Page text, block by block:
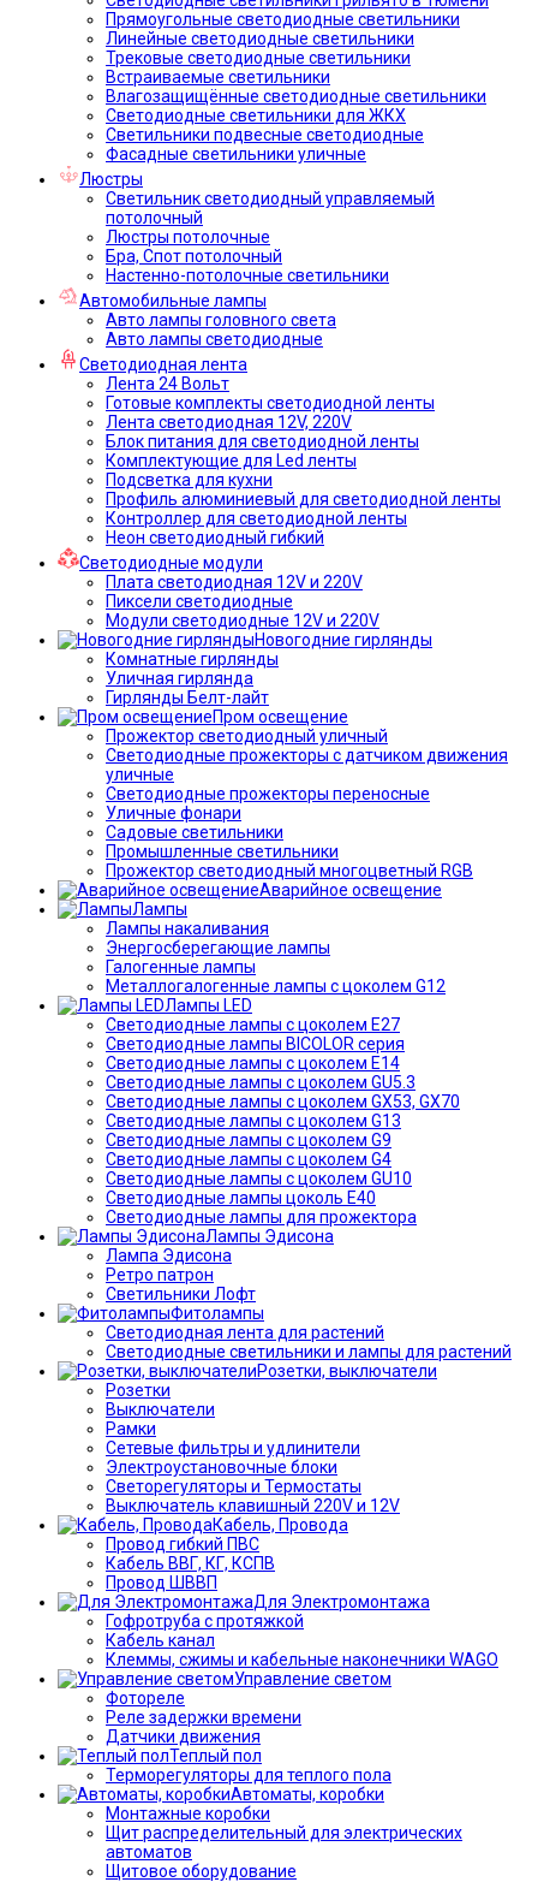
Прямоугольные светодиодные светильники
Линейные светодиодные светильники
Трековые светодиодные светильники
Встраиваемые светильники
Влагозащищённые светодиодные светильники
Светодиодные светильники для ЖКХ
Светильники подвесные светодиодные
Фасадные светильники уличные
Люстры
Светильник светодиодный управляемый
потолочный
Люстры потолочные
Бра, Спот потолочный
Настенно-потолочные светильники
Автомобильные лампы
Авто лампы головного света
Авто лампы светодиодные
Светодиодная лента
Лента 24 Вольт
Готовые комплекты светодиодной ленты
Лента светодиодная 12V, 220V
Блок питания для светодиодной ленты
Комплектующие для Led ленты
Подсветка для кухни
Профиль алюминиевый для светодиодной ленты
Контроллер для светодиодной ленты
Неон светодиодный гибкий
Светодиодные модули
Плата светодиодная 12V и 220V
Пиксели светодиодные
Модули светодиодные 12V и 220V
Новогодние гирлянды
Комнатные гирлянды
Уличная гирлянда
Гирлянды Белт-лайт
Пром освещение
Прожектор светодиодный уличный
Светодиодные прожекторы с датчиком движения
уличные
Светодиодные прожекторы переносные
Уличные фонари
Садовые светильники
Промышленные светильники
Прожектор светодиодный многоцветный RGB
Аварийное освещение
Лампы
Лампы накаливания
Энергосберегающие лампы
Галогенные лампы
Металлогалогенные лампы с цоколем G12
Лампы LED
Светодиодные лампы с цоколем E27
Светодиодные лампы BICOLOR серия
Светодиодные лампы с цоколем E14
Светодиодные лампы с цоколем GU5.3
Светодиодные лампы с цоколем GX53, GX70
Светодиодные лампы с цоколем G13
Светодиодные лампы с цоколем G9
Светодиодные лампы с цоколем G4
Светодиодные лампы с цоколем GU10
Светодиодные лампы цоколь Е40
Светодиодные лампы для прожектора
Лампы Эдисона
Лампа Эдисона
Ретро патрон
Светильники Лофт
Фитолампы
Светодиодная лента для растений
Светодиодные светильники и лампы для растений
Розетки, выключатели
Розетки
Выключатели
Рамки
Сетевые фильтры и удлинители
Электроустановочные блоки
Светорегуляторы и Термостаты
Выключатель клавишный 220V и 12V
Кабель, Провода
Провод гибкий ПВС
Кабель ВВГ, КГ, КСПВ
Провод ШВВП
Для Электромонтажа
Гофротруба с протяжкой
Кабель канал
Клеммы, сжимы и кабельные наконечники WAGO
Управление светом
Фотореле
Реле задержки времени
Датчики движения
Теплый пол
Терморегуляторы для теплого пола
Автоматы, коробки
Монтажные коробки
Щит распределительный для электрических
автоматов
Щитовое оборудование